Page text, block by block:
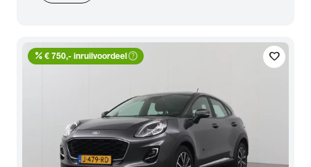
favorite
percent € 750,- inruilvoordeelhelp_outline